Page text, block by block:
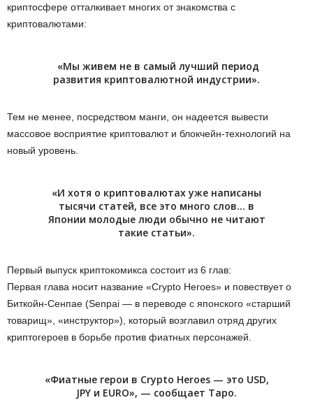
криптосфере отталкивает многих от знакомства с
криптовалютами:
«Мы живем не в самый лучший период
развития криптовалютной индустрии».
Тем не менее, посредством манги, он надеется вывести
массовое восприятие криптовалют и блокчейн-технологий на
новый уровень.
«И хотя о криптовалютах уже написаны
тысячи статей, все это много слов… в
Японии молодые люди обычно не читают
такие статьи».
Первый выпуск криптокомикса состоит из 6 глав:
Первая глава носит название «Crypto Heroes» и повествует о
Биткойн-Сенпае (Senpai — в переводе с японского «старший
товарищ», «инструктор»), который возглавил отряд других
криптогероев в борьбе против фиатных персонажей.
«Фиатные герои в Crypto Heroes — это USD,
JPY и EURO», — сообщает Таро.